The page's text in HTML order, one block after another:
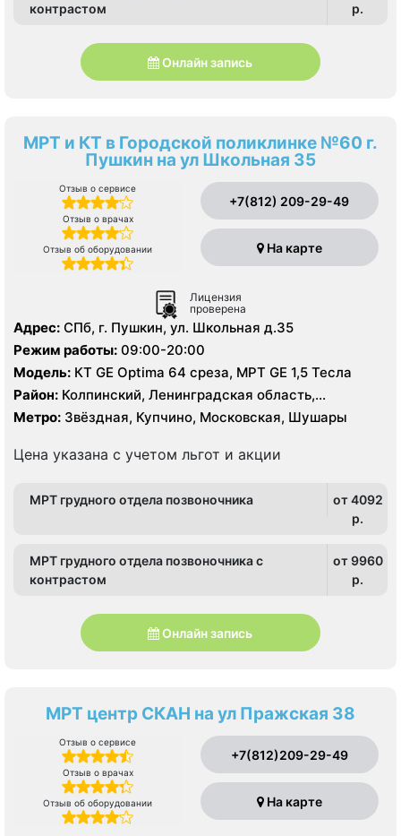
контрастом
p.
Онлайн запись
МРТ и КТ в Городской поликлинке №60 г.
Пушкин на ул Школьная 35
Отзыв о сервисе
Отзыв о врачах
Отзыв об оборудовании
+7(812) 209-29-49
На карте
Лицензия
проверена
Адрес: СПб, г. Пушкин, ул. Школьная д.35
Режим работы: 09:00-20:00
Модель: КТ GE Optima 64 среза, МРТ GE 1,5 Тесла
Район: Колпинский, Ленинградская область,
Пушкинский
Метро: Звёздная, Купчино, Московская, Шушары
Цена указана с учетом льгот и акции
МРТ грудного отдела позвоночника
от 4092
p.
МРТ грудного отдела позвоночника с
контрастом
от 9960
p.
Онлайн запись
МРТ центр СКАН на ул Пражская 38
Отзыв о сервисе
Отзыв о врачах
Отзыв об оборудовании
+7(812)209-29-49
На карте